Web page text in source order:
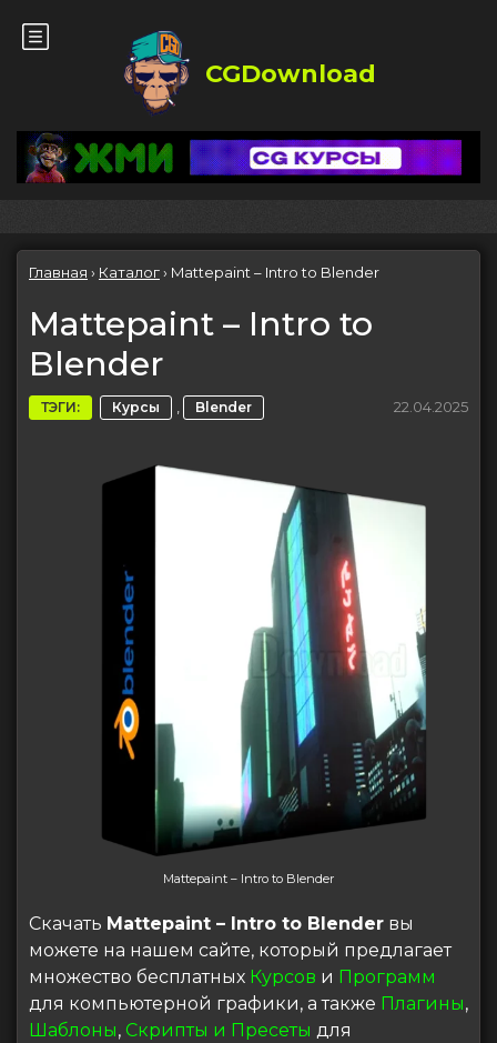
CGDownload
Главная › Каталог› Mattepaint – Intro to Blender
Mattepaint – Intro to
Blender
ТЭГИ: Курсы , Blender 22.04.2025
Mattepaint – Intro to Blender
Скачать Mattepaint – Intro to Blender вы
можете на нашем сайте, который предлагает
множество бесплатных Курсов и Программ
для компьютерной графики, а также Плагины,
Шаблоны, Скрипты и Пресеты для